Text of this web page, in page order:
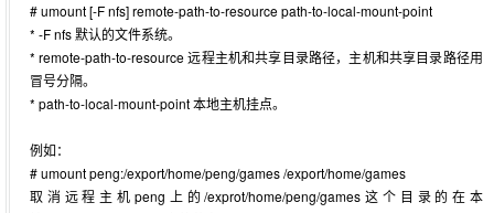
# umount [-F nfs] remote-path-to-resource path-to-local-mount-point
* -F nfs 默认的文件系统。
* remote-path-to-resource 远程主机和共享目录路径，主机和共享目录路径用
冒号分隔。
* path-to-local-mount-point 本地主机挂点。
例如：
# umount peng:/export/home/peng/games /export/home/games
取消远程主机peng上的/exprot/home/peng/games这个目录的在本